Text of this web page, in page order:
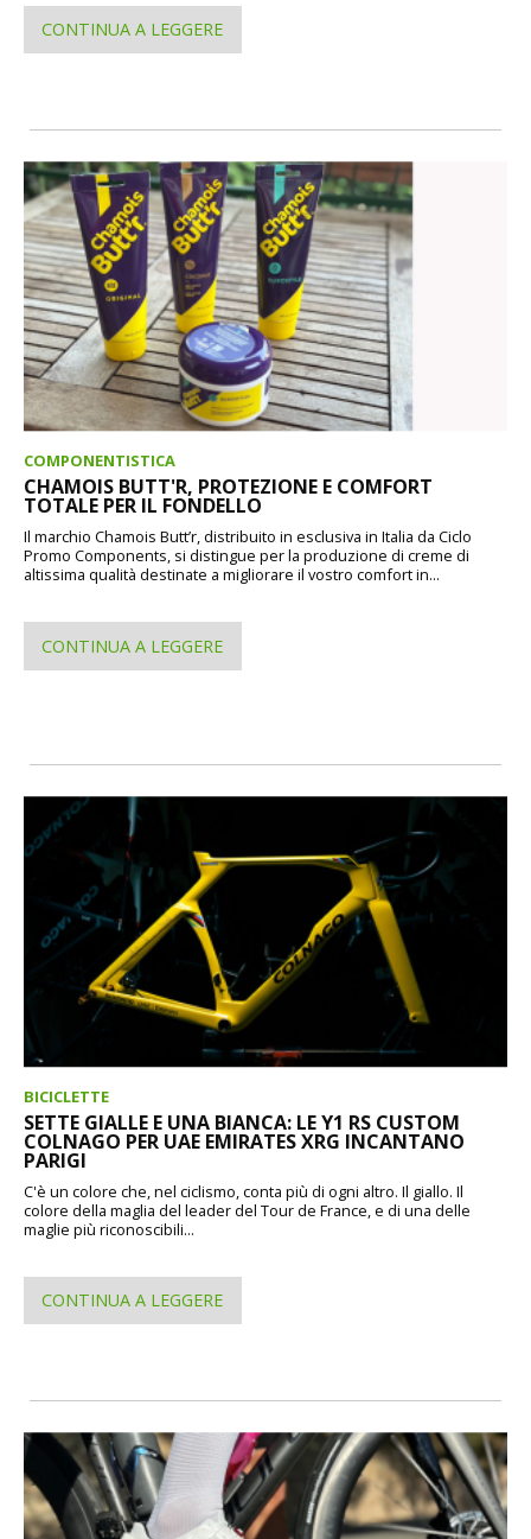
CONTINUA A LEGGERE
COMPONENTISTICA
CHAMOIS BUTT'R, PROTEZIONE E COMFORT
TOTALE PER IL FONDELLO
Il marchio Chamois Butt’r, distribuito in esclusiva in Italia da Ciclo
Promo Components, si distingue per la produzione di creme di
altissima qualità destinate a migliorare il vostro comfort in...
CONTINUA A LEGGERE
BICICLETTE
SETTE GIALLE E UNA BIANCA: LE Y1 RS CUSTOM
COLNAGO PER UAE EMIRATES XRG INCANTANO
PARIGI
C'è un colore che, nel ciclismo, conta più di ogni altro. Il giallo. Il
colore della maglia del leader del Tour de France, e di una delle
maglie più riconoscibili...
CONTINUA A LEGGERE